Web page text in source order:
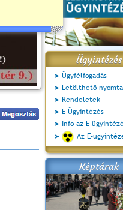
Ügyintézés
Ügyfélfogadás
Letölthető
Rendeletek
E-Ügyintézés
Info az E-
Az E-
Képtárak